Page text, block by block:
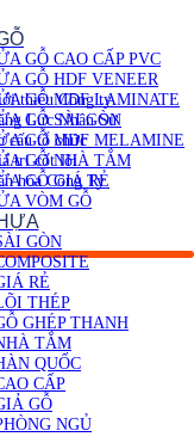
thiệu Công ty
Lực Nhân Sự
cấu tổ chức
trị cốt lõi
hóa Công Ty
GỖ CAO CẤP PVC
GỖ HDF VENEER
GỖ MDF LAMINATE
GỖ SÀI GÒN
GỖ MDF MELAMINE
GỖ NHÀ TẮM
GỖ GIÁ RẺ
VÒM GỖ
GÒN
RẺ
THÉP
GHÉP THANH
TẮM
QUỐC
CẤP
GỖ
NGỦ